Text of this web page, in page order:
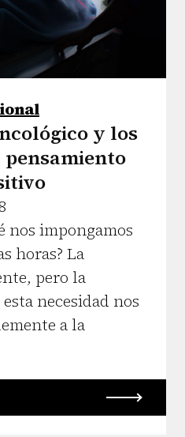
y los
nos impongamos
horas? La
pero la
necesidad nos
a la